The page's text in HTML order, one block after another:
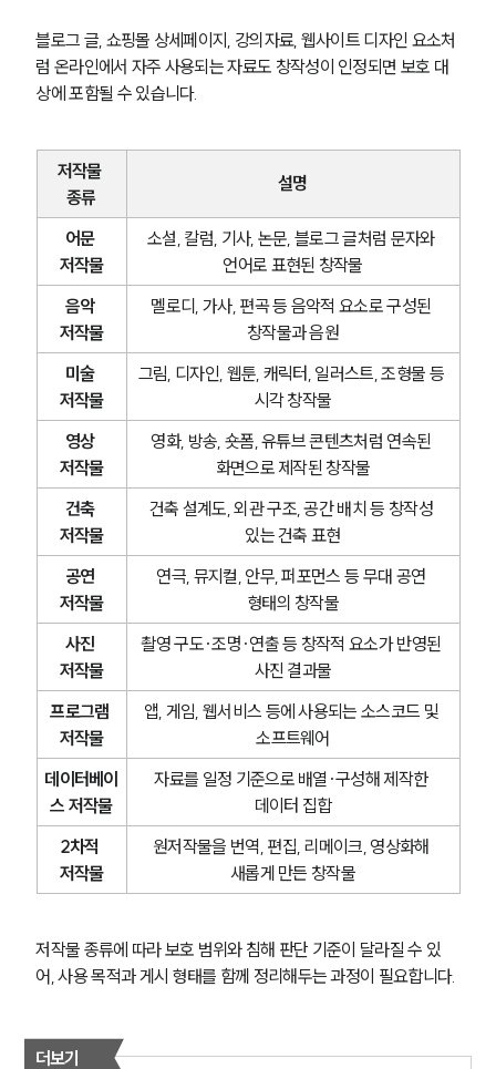
블로그 글, 쇼핑몰 상세페이지, 강의자료, 웹사이트 디자인 요소처
럼 온라인에서 자주 사용되는 자료도 창작성이 인정되면 보호 대
상에 포함될 수 있습니다.
저작물
종류
설명
어문
저작물
소설, 칼럼, 기사, 논문, 블로그 글처럼 문자와
언어로 표현된 창작물
음악
저작물
멜로디, 가사, 편곡 등 음악적 요소로 구성된
창작물과 음원
미술
저작물
그림, 디자인, 웹툰, 캐릭터, 일러스트, 조형물 등
시각 창작물
영상
저작물
영화, 방송, 숏폼, 유튜브 콘텐츠처럼 연속된
화면으로 제작된 창작물
건축
저작물
건축 설계도, 외관 구조, 공간 배치 등 창작성
있는 건축 표현
공연
저작물
연극, 뮤지컬, 안무, 퍼포먼스 등 무대 공연
형태의 창작물
사진
저작물
촬영 구도·조명·연출 등 창작적 요소가 반영된
사진 결과물
프로그램
저작물
앱, 게임, 웹서비스 등에 사용되는 소스코드 및
소프트웨어
데이터베이
스 저작물
자료를 일정 기준으로 배열·구성해 제작한
데이터 집합
2차적
저작물
원저작물을 번역, 편집, 리메이크, 영상화해
새롭게 만든 창작물
저작물 종류에 따라 보호 범위와 침해 판단 기준이 달라질 수 있
어, 사용 목적과 게시 형태를 함께 정리해두는 과정이 필요합니다.
더보기